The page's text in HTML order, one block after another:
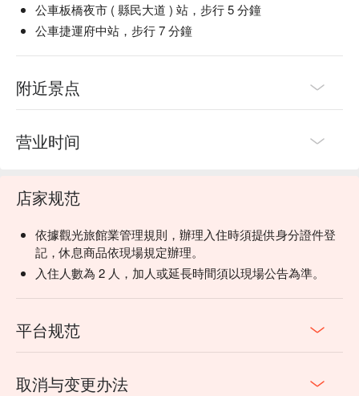
公車板橋夜市 ( 縣民大道 ) 站，步行 5 分鐘
公車捷運府中站，步行 7 分鐘
附近景点
营业时间
店家规范
依據觀光旅館業管理規則，辦理入住時須提供身分證件登
記，休息商品依現場規定辦理。
入住人數為 2 人，加人或延長時間須以現場公告為準。
平台规范
取消与变更办法